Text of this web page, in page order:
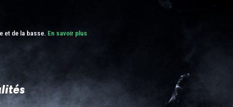
et de la basse. En savoir plus